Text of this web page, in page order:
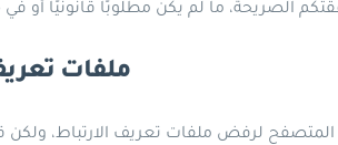
ملفات
لرفض ملفات تعريف الارتباط، ولكن